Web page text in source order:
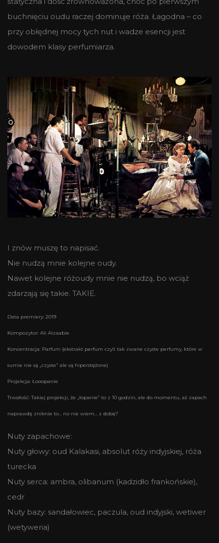
buchnięciu oudu raczej dominuje róża. Łagodna – co
przy obłędnej mocy tych nut i wadze esencji jest
dowodem klasy perfumiarza.
I znów muszę to napisać.
Nie nudzą mnie kolejne oudy.
Nawet kolejne różoudy mnie nie nudzą, bo wciąż
zdarzają się takie. TAKIE.
Data premiery: 2019
Kompozytor: Ali Alzaabie
Koncentracja: Parfum (ekstrakt perfum czyli tak zwane czyste perfumy, które w
sumie nie są „czyste” ale są hiperstężone)
Projekcja: Łooopanie
Trwałość: Takiej projekcji, że „łopanie” to z 10 godzin, ale do momentu, aż zapach
naprawdę zniknie to… no nie wiem… z dobę?
Nuty zapachowe:
Nuty głowy: oud Kalakasi, absolut róży indyjskiej, róża
turecka
Nuty serca: ambra, olibanum (kadzidło frankońskie),
cedr
Nuty bazy: sandałowiec, paczula, oud indyjski, wetiwer
(wetyweria)